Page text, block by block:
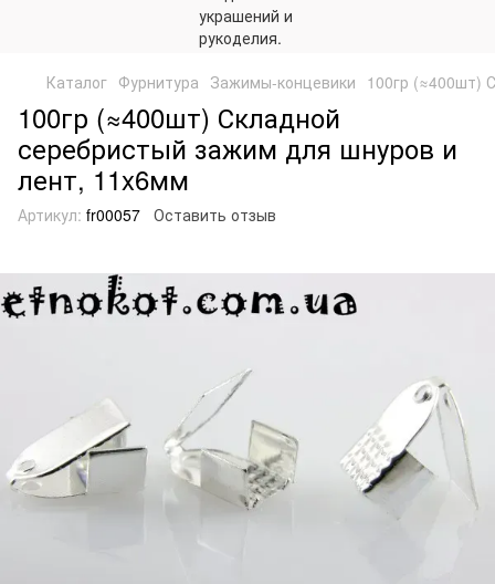
Каталог Фурнитура Зажимы-концевики 100гр (≈400шт)
100гр (≈400шт) Складной
серебристый зажим для шнуров и
лент, 11x6мм
Артикул: fr00057 Оставить отзыв